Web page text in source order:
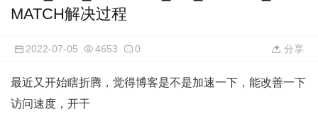
MATCH解决过程
2022-07-05 4653 0 分享
最近又开始瞎折腾，觉得博客是不是加速一下，能改善一下
访问速度，开干